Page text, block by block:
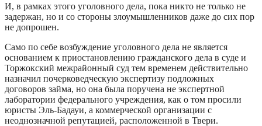
И, в рамках этого уголовного дела, пока никто не только не
задержан, но и со стороны злоумышленников даже до сих пор
не допрошен.
Само по себе возбуждение уголовного дела не является
основанием к приостановлению гражданского дела в суде и
Торжокский межрайонный суд тем временем действительно
назначил почерковедческую экспертизу подложных
договоров займа, но она была поручена не экспертной
лаборатории федерального учреждения, как о том просили
юристы Эль-Бадауи, а коммерческой организации с
неоднозначной репутацией, расположенной в Твери.